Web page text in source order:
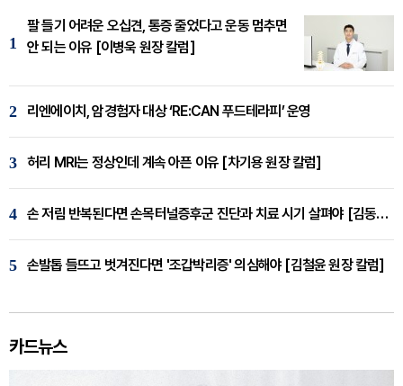
1
팔 들기 어려운 오십견, 통증 줄었다고 운동 멈추면
안 되는 이유 [이병욱 원장 칼럼]
2 리엔에이치, 암경험자 대상 ‘RE:CAN 푸드테라피’ 운영
3 허리 MRI는 정상인데 계속 아픈 이유 [차기용 원장 칼럼]
4 손 저림 반복된다면 손목터널증후군 진단과 치료 시기 살펴야 [김동현 원장 칼럼]
5 손발톱 들뜨고 벗겨진다면 '조갑박리증' 의심해야 [김철윤 원장 칼럼]
카드뉴스